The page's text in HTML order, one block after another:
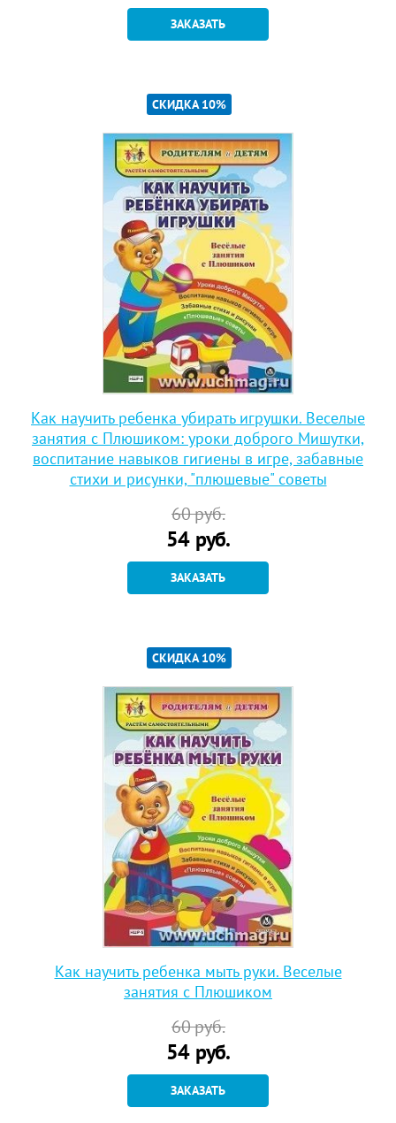
ЗАКАЗАТЬ
СКИДКА 10%
Как научить ребенка убирать игрушки. Веселые
занятия с Плюшиком: уроки доброго Мишутки,
воспитание навыков гигиены в игре, забавные
стихи и рисунки, "плюшевые" советы
60руб.
54руб.
ЗАКАЗАТЬ
СКИДКА 10%
Как научить ребенка мыть руки. Веселые
занятия с Плюшиком
60руб.
54руб.
ЗАКАЗАТЬ